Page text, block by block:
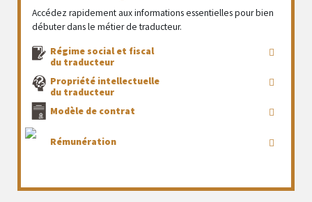
Accédez rapidement aux informations essentielles pour bien
débuter dans le métier de traducteur.
Régime social et fiscal
du traducteur
Propriété intellectuelle
du traducteur
Modèle de contrat
Rémunération